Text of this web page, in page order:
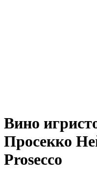
Вино
Просекко
Prosecco